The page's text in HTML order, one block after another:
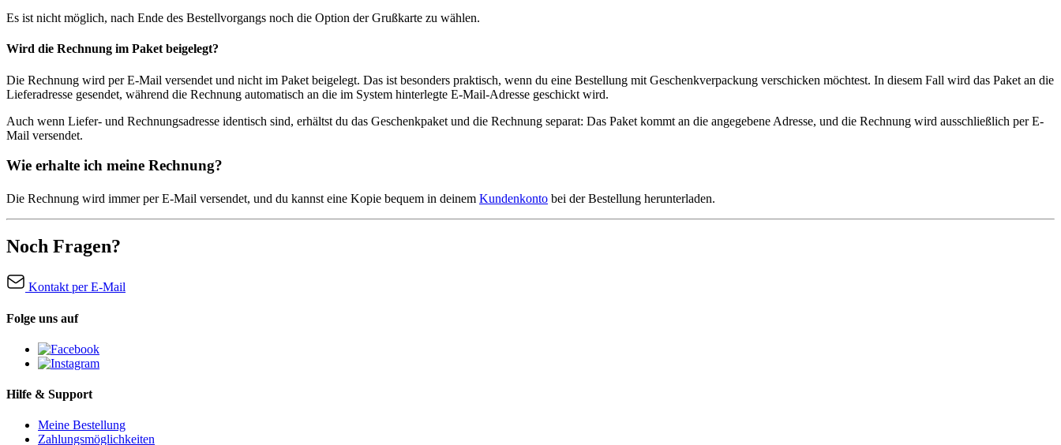
Es ist nicht möglich, nach Ende des Bestellvorgangs noch die Option der Grußkarte zu wählen.
Wird die Rechnung im Paket beigelegt?
Die Rechnung wird per E-Mail versendet und nicht im Paket beigelegt. Das ist besonders praktisch, wenn du eine Bestellung mit Geschenkverpackung verschicken möchtest. In diesem Fall wird das Paket an die
Lieferadresse gesendet, während die Rechnung automatisch an die im System hinterlegte E-Mail-Adresse geschickt wird.
Auch wenn Liefer- und Rechnungsadresse identisch sind, erhältst du das Geschenkpaket und die Rechnung separat: Das Paket kommt an die angegebene Adresse, und die Rechnung wird ausschließlich per E-
Mail versendet.
Wie erhalte ich meine Rechnung?
Die Rechnung wird immer per E-Mail versendet, und du kannst eine Kopie bequem in deinem Kundenkonto bei der Bestellung herunterladen.
Noch Fragen?
Kontakt per E-Mail
Folge uns auf
Hilfe & Support
Meine Bestellung
Zahlungsmöglichkeiten